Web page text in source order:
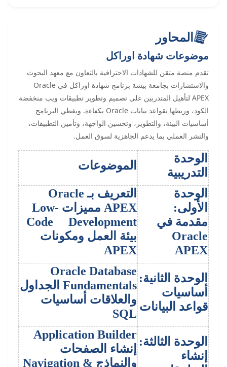
المحاور
موضوعات شهادة اوراكل
تقدم منصة متقن للشهادات الاحترافية بالتعاون مع معهد البحوث
والاستشارات بجامعة بيشة برنامج شهادة اوراكل في Oracle
APEX لتأهيل المتدربين على تصميم وتطوير تطبيقات ويب منخفضة
الكود، وربطها بقواعد بيانات Oracle بكفاءة. ويغطي البرنامج
أساسيات البيئة، والتطوير، وتحسين الواجهة، وتأمين التطبيقات،
والنشر العملي بما يدعم الجاهزية لسوق العمل.
الوحدة
التدريبية
الموضوعات
الوحدة
الأولى:
مقدمة في
Oracle
APEX
التعريف بـ Oracle
APEX مميزات Low-
Code Development
بيئة العمل ومكونات
APEX
الوحدة الثانية:
أساسيات
قواعد البيانات
Oracle Database
Fundamentals الجداول
والعلاقات أساسيات
SQL
الوحدة الثالثة:
إنشاء
Application Builder
إنشاء الصفحات
والنماذج Navigation &